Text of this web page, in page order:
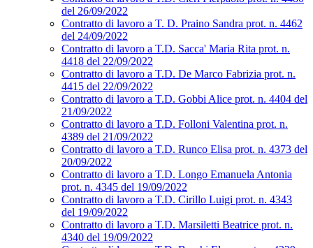
del 26/09/2022
Contratto di lavoro a T. D. Praino Sandra prot. n. 4462
del 24/09/2022
Contratto di lavoro a T.D. Sacca' Maria Rita prot. n.
4418 del 22/09/2022
Contratto di lavoro a T.D. De Marco Fabrizia prot. n.
4415 del 22/09/2022
Contratto di lavoro a T.D. Gobbi Alice prot. n. 4404 del
21/09/2022
Contratto di lavoro a T.D. Folloni Valentina prot. n.
4389 del 21/09/2022
Contratto di lavoro a T.D. Runco Elisa prot. n. 4373 del
20/09/2022
Contratto di lavoro a T.D. Longo Emanuela Antonia
prot. n. 4345 del 19/09/2022
Contratto di lavoro a T.D. Cirillo Luigi prot. n. 4343
del 19/09/2022
Contratto di lavoro a T.D. Marsiletti Beatrice prot. n.
4340 del 19/09/2022